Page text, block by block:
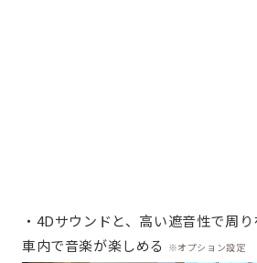
・4Dサウンドと、高い遮音性で周
車内で音楽が楽しめる ※オプション設定